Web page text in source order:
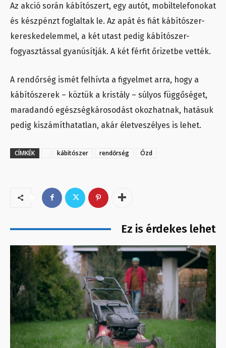
Az akció során kábítószert, egy autót, mobiltelefonokat
és készpénzt foglaltak le. Az apát és fiát kábítószer-
kereskedelemmel, a két utast pedig kábítószer-
fogyasztással gyanúsítják. A két férfit őrizetbe vették.
A rendőrség ismét felhívta a figyelmet arra, hogy a
kábítószerek – köztük a kristály – súlyos függőséget,
maradandó egészségkárosodást okozhatnak, hatásuk
pedig kiszámíthatatlan, akár életveszélyes is lehet.
CÍMKÉK kábítószer rendőrség Ózd
Ez is érdekes lehet